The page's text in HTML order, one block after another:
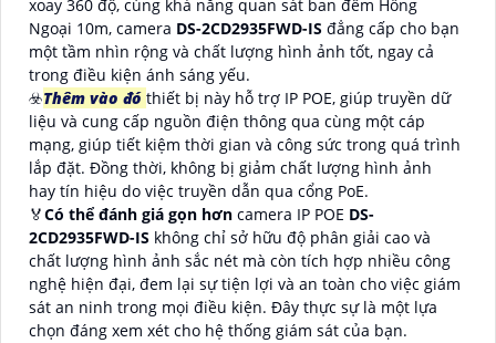
xoay 360 độ, cùng khả năng quan sát ban đêm Hồng
Ngoại 10m, camera DS-2CD2935FWD-IS đẳng cấp cho bạn
một tầm nhìn rộng và chất lượng hình ảnh tốt, ngay cả
trong điều kiện ánh sáng yếu.
☣️Thêm vào đó thiết bị này hỗ trợ IP POE, giúp truyền dữ
liệu và cung cấp nguồn điện thông qua cùng một cáp
mạng, giúp tiết kiệm thời gian và công sức trong quá trình
lắp đặt. Đồng thời, không bị giảm chất lượng hình ảnh
hay tín hiệu do việc truyền dẫn qua cổng PoE.
️🏅Có thể đánh giá gọn hơn camera IP POE DS-
2CD2935FWD-IS không chỉ sở hữu độ phân giải cao và
chất lượng hình ảnh sắc nét mà còn tích hợp nhiều công
nghệ hiện đại, đem lại sự tiện lợi và an toàn cho việc giám
sát an ninh trong mọi điều kiện. Đây thực sự là một lựa
chọn đáng xem xét cho hệ thống giám sát của bạn.